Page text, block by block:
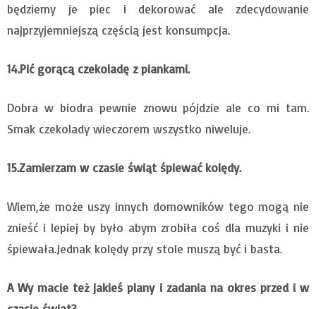
będziemy je piec i dekorować ale zdecydowanie
najprzyjemniejszą częścią jest konsumpcja.
14.Pić gorącą czekoladę z piankami.
Dobra w biodra pewnie znowu pójdzie ale co mi tam.
Smak czekolady wieczorem wszystko niweluje.
15.Zamierzam w czasie świąt śpiewać kolędy.
Wiem,że może uszy innych domowników tego mogą nie
znieść i lepiej by było abym zrobiła coś dla muzyki i nie
śpiewała.Jednak kolędy przy stole muszą być i basta.
A Wy macie też jakieś plany i zadania na okres przed i w